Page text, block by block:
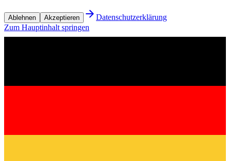
Ablehnen Akzeptieren
Datenschutzerklärung
Zum Hauptinhalt springen